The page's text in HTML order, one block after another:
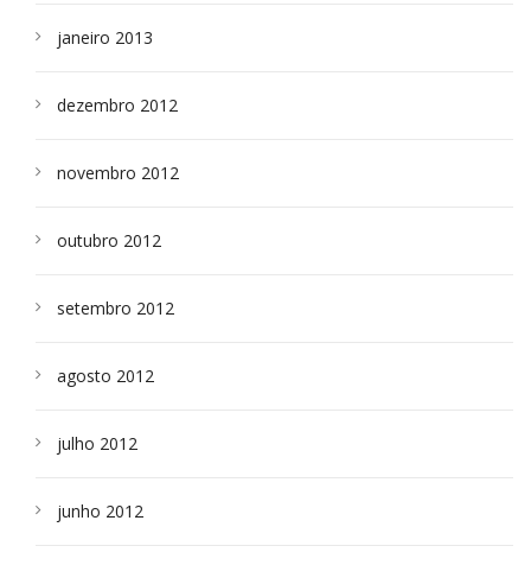
janeiro 2013
dezembro 2012
novembro 2012
outubro 2012
setembro 2012
agosto 2012
julho 2012
junho 2012